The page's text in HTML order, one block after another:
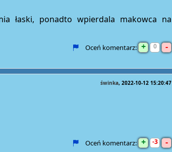
łaski, ponadto wpierdala makowca na
Oceń komentarz: + 0 -
świnka 2022-10-12 15:20:47
Oceń komentarz: + 3 -